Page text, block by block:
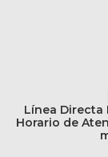
Línea Directa
Horario de